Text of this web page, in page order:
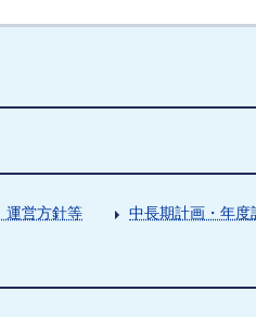
運営方針等 中長期計画・年度